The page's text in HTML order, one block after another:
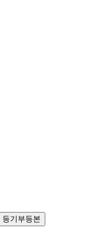
등기부등본